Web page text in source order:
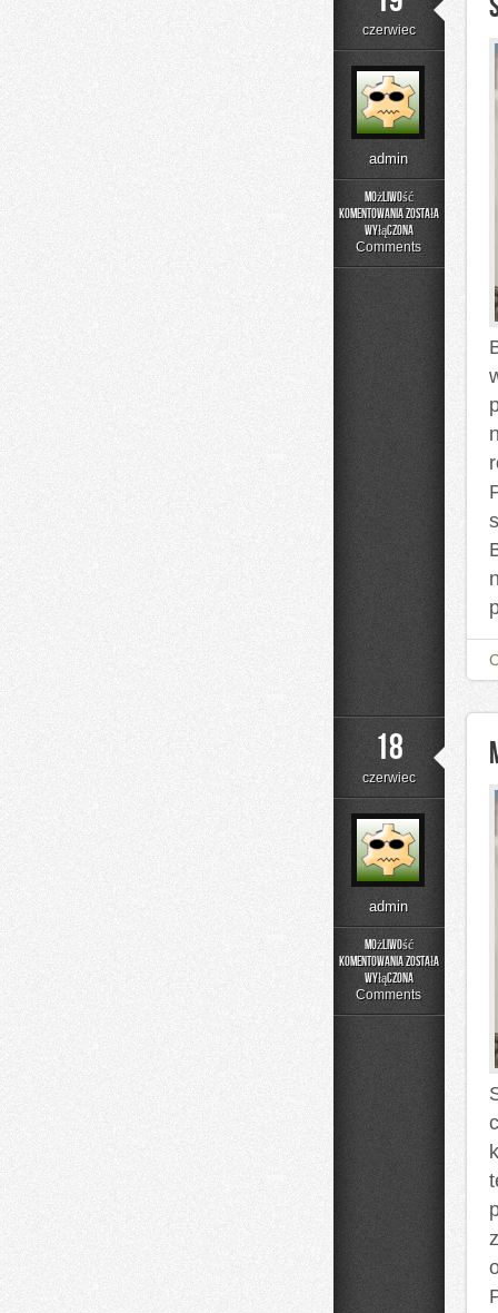
czerwiec
admin
Możliwość
komentowania
Składniki
lupą
została
wyłączona
Comments
18
czerwiec
admin
Możliwość
komentowania
Uroda
została
wyłączona
Comments